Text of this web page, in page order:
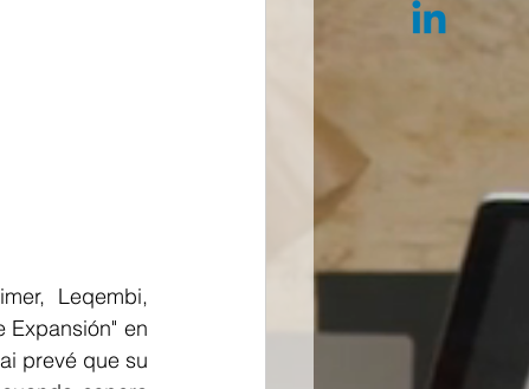
Leqembi,
Expansión" en
prevé que su